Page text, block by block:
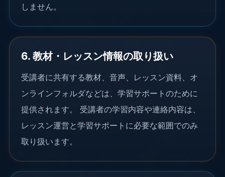
しません。
6. 教材・レッスン情報の取り扱い
受講者に共有する教材、音声、レッスン資料、オ
ンラインフォルダなどは、学習サポートのために
提供されます。 受講者の学習内容や連絡内容は、
レッスン運営と学習サポートに必要な範囲でのみ
取り扱います。